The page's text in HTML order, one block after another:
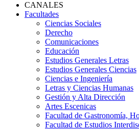
CANALES
Facultades
Ciencias Sociales
Derecho
Comunicaciones
Educación
Estudios Generales Letras
Estudios Generales Ciencias
Ciencias e Ingeniería
Letras y Ciencias Humanas
Gestión y Alta Dirección
Artes Escenicas
Facultad de Gastronomía,
Facultad de Estudios